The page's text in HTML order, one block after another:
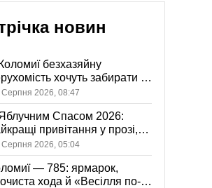
новин
безхазяйну
хочуть забирати у
громади: що це
Серпня 2026, 08:47
Спасом 2026:
привітання у прозі,
та картинках
Серпня 2026, 05:04
— 785: ярмарок,
хода й «Весілля по-